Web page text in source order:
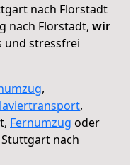
nach Florstadt
nach Florstadt, wir
und stressfrei
,
,
Fernumzug oder
nach